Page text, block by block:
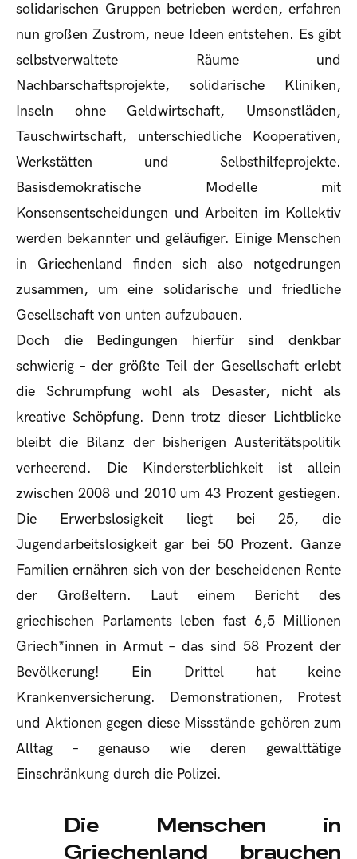
solidarischen Gruppen betrieben werden, erfahren
nun großen Zustrom, neue Ideen entstehen. Es gibt
selbstverwaltete Räume und
Nachbarschaftsprojekte, solidarische Kliniken,
Inseln ohne Geldwirtschaft, Umsonstläden,
Tauschwirtschaft, unterschiedliche Kooperativen,
Werkstätten und Selbsthilfeprojekte.
Basisdemokratische Modelle mit
Konsensentscheidungen und Arbeiten im Kollektiv
werden bekannter und geläufiger. Einige Menschen
in Griechenland finden sich also notgedrungen
zusammen, um eine solidarische und friedliche
Gesellschaft von unten aufzubauen.
Doch die Bedingungen hierfür sind denkbar
schwierig – der größte Teil der Gesellschaft erlebt
die Schrumpfung wohl als Desaster, nicht als
kreative Schöpfung. Denn trotz dieser Lichtblicke
bleibt die Bilanz der bisherigen Austeritätspolitik
verheerend. Die Kindersterblichkeit ist allein
zwischen 2008 und 2010 um 43 Prozent gestiegen.
Die Erwerbslosigkeit liegt bei 25, die
Jugendarbeitslosigkeit gar bei 50 Prozent. Ganze
Familien ernähren sich von der bescheidenen Rente
der Großeltern. Laut einem Bericht des
griechischen Parlaments leben fast 6,5 Millionen
Griech*innen in Armut – das sind 58 Prozent der
Bevölkerung! Ein Drittel hat keine
Krankenversicherung. Demonstrationen, Protest
und Aktionen gegen diese Missstände gehören zum
Alltag – genauso wie deren gewalttätige
Einschränkung durch die Polizei.
Die Menschen in
Griechenland brauchen